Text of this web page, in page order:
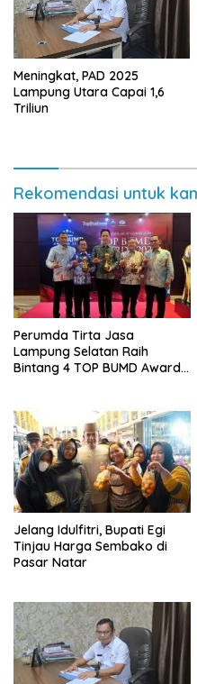
Meningkat, PAD 2025
Lampung Utara Capai 1,6
Triliun
Rekomendasi untuk
Perumda Tirta Jasa
Lampung Selatan Raih
Bintang 4 TOP BUMD Awards
Jelang Idulfitri, Bupati Egi
Tinjau Harga Sembako di
Pasar Natar